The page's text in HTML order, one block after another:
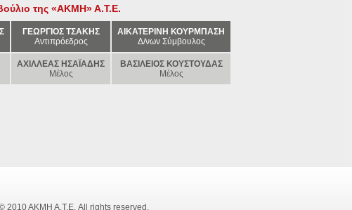
της «ΑΚΜΗ» Α.Τ.Ε.
ΓΕΩΡΓΙΟΣ ΤΣΑΚΗΣ
Αντιπρόεδρος
ΑΙΚΑΤΕΡΙΝΗ ΚΟΥΡΜΠΑΣΗ
Δ/νων Σύμβουλος
ΑΧΙΛΛΕΑΣ ΗΣΑΪΑΔΗΣ
Μέλος
ΒΑΣΙΛΕΙΟΣ ΚΟΥΣΤΟΥΔΑΣ
Μέλος
2010 ΑΚΜΗ Α.Τ.Ε. All rights reserved.